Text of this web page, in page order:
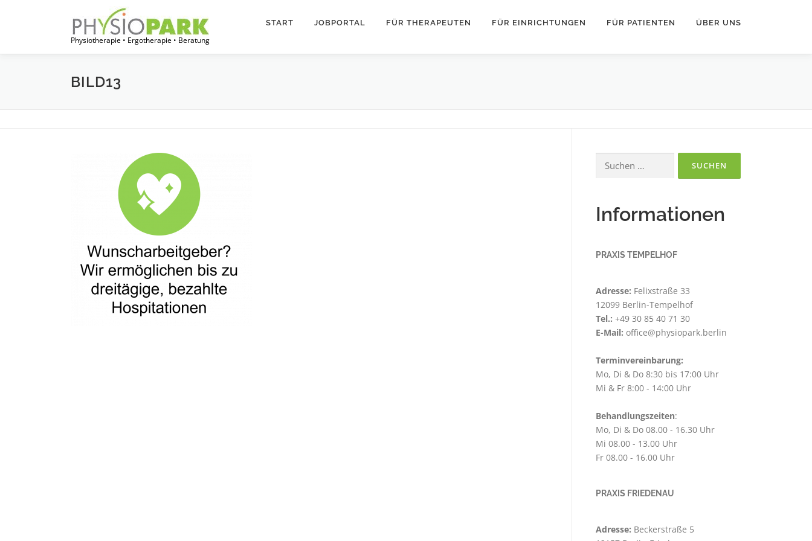
Physiotherapie • Ergotherapie • Beratung
START JOBPORTAL FÜR THERAPEUTEN FÜR EINRICHTUNGEN FÜR PATIENTEN ÜBER UNS
BILD13
Suchen
nach:
Informationen
PRAXIS TEMPELHOF
Adresse: Felixstraße 33
12099 Berlin-Tempelhof
Tel.: +49 30 85 40 71 30
E-Mail: office@physiopark.berlin
Terminvereinbarung:
Mo, Di & Do 8:30 bis 17:00 Uhr
Mi & Fr 8:00 - 14:00 Uhr
Behandlungszeiten:
Mo, Di & Do 08.00 - 16.30 Uhr
Mi 08.00 - 13.00 Uhr
Fr 08.00 - 16.00 Uhr
PRAXIS FRIEDENAU
Adresse: Beckerstraße 5